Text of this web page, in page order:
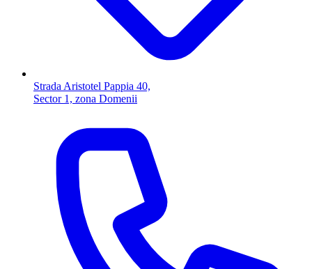
Strada Aristotel Pappia 40,
Sector 1, zona Domenii